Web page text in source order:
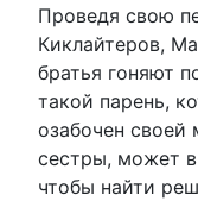
Проведя свою
Киклайтеров,
братья гоняют
такой парень,
озабочен
сестры, может
чтобы найти